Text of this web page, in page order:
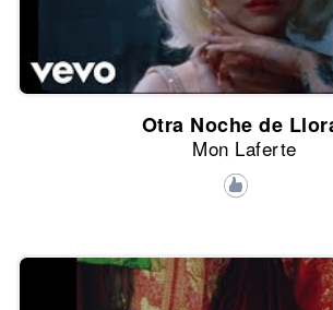
Otra Noche de
Mon Laferte